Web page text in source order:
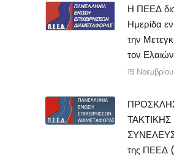
Η ΠΕΕΔ
Ημερίδα
την
τον
15
ΤΑΚΤΙΚΗΣ
της ΠΕΕΔ